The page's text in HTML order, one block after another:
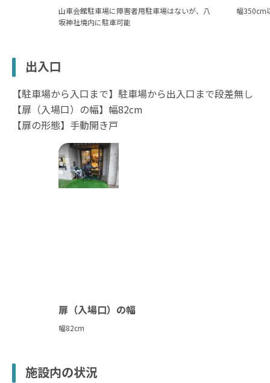
山車会館駐車場に障害者用駐車場はないが、八
坂神社境内に駐車可能
幅350cm
出入口
【駐車場から入口まで】駐車場から出入口まで段差無し
【扉（入場口）の幅】幅82cm
【扉の形態】手動開き戸
扉（入場口）の幅
幅82cm
施設内の状況